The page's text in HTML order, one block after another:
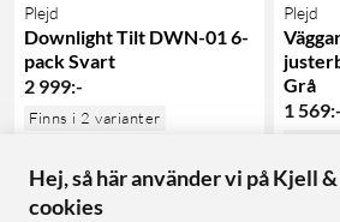
Plejd
Downlight Tilt DWN-01 6-
pack Svart
2 999:-
Finns i 2 varianter
Tiltbar 28° för riktat ljus
Bara 40 mm
Plejd
Grå
1 569:-
Hej, så här använder vi på Kjell
cookies